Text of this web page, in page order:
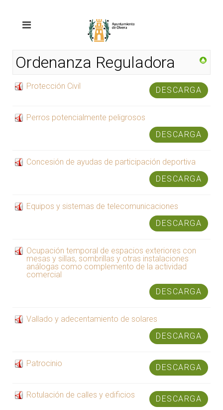
Ordenanza Reguladora
Protección Civil DESCARGA
Perros potencialmente peligrosos
DESCARGA
Concesión de ayudas de participación deportiva
DESCARGA
Equipos y sistemas de telecomunicaciones
DESCARGA
Ocupación temporal de espacios exteriores con
mesas y sillas, sombrillas y otras instalaciones
análogas como complemento de la actividad
comercial
DESCARGA
Vallado y adecentamiento de solares
DESCARGA
Patrocinio DESCARGA
Rotulación de calles y edificios DESCARGA